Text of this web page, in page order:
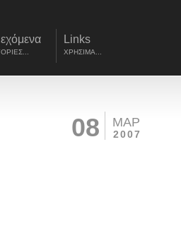
Links
ΧΡΗΣΙΜΑ...
08 ΜΑΡ
2007